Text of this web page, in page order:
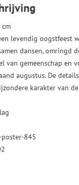
levendig oogstfeest
dansen, omringd
van gemeenschap en
augustus. De
karakter van
845